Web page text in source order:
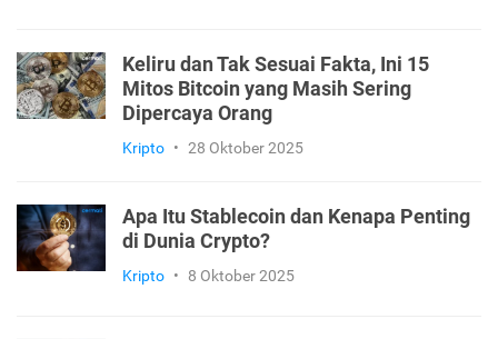
Keliru dan Tak Sesuai Fakta, Ini 15
Mitos Bitcoin yang Masih Sering
Dipercaya Orang
Kripto • 28 Oktober 2025
Apa Itu Stablecoin dan Kenapa Penting
di Dunia Crypto?
Kripto • 8 Oktober 2025